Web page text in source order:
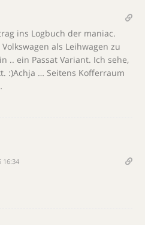
ins Logbuch der maniac.
als Leihwagen zu
.. ein Passat Variant. Ich sehe,
:)Achja … Seitens Kofferraum
16:34